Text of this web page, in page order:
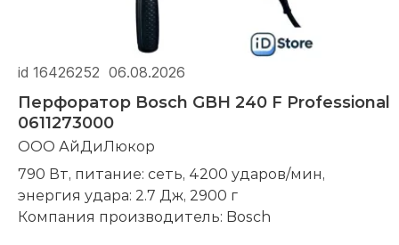
id 16426252 06.08.2026
Перфоратор Bosch GBH 240 F Professional
0611273000
ООО АйДиЛюкор
790 Вт, питание: сеть, 4200 ударов/мин,
энергия удара: 2.7 Дж, 2900 г
Компания производитель: Bosch